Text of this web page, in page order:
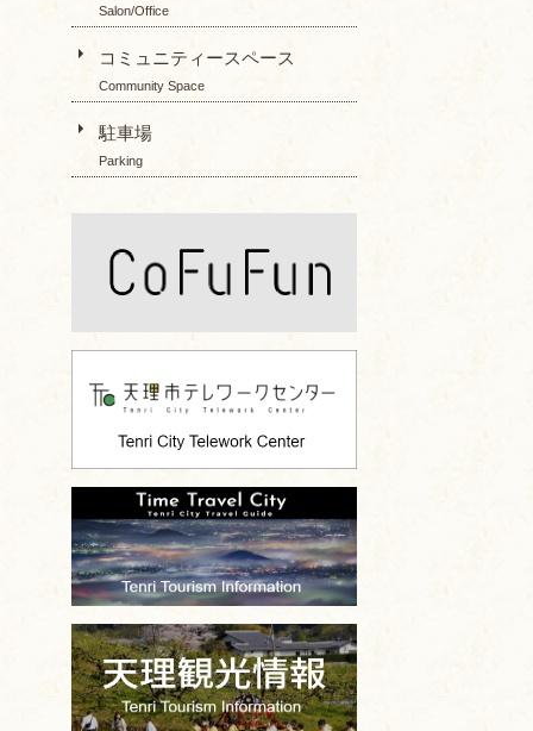
Salon/Office
コミュニティースペース
Community Space
駐車場
Parking